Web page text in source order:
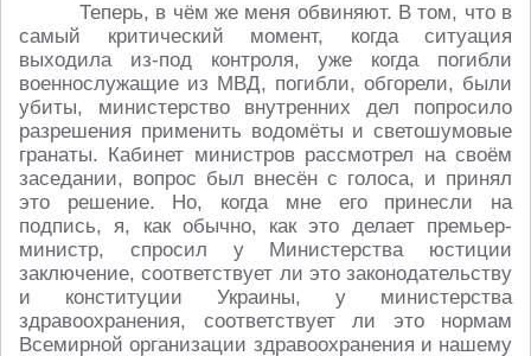
Теперь, в чём же меня обвиняют. В том, что в
самый критический момент, когда ситуация
выходила из-под контроля, уже когда погибли
военнослужащие из МВД, погибли, обгорели, были
убиты, министерство внутренних дел попросило
разрешения применить водомёты и светошумовые
гранаты. Кабинет министров рассмотрел на своём
заседании, вопрос был внесён с голоса, и принял
это решение. Но, когда мне его принесли на
подпись, я, как обычно, как это делает премьер-
министр, спросил у Министерства юстиции
заключение, соответствует ли это законодательству
и конституции Украины, у министерства
здравоохранения, соответствует ли это нормам
Всемирной организации здравоохранения и нашему